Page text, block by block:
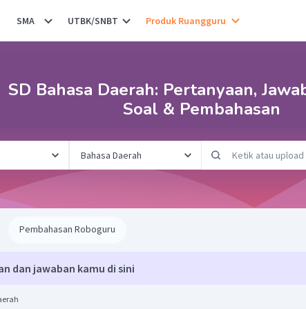
SMA UTBK/SNBT Produk Ruangguru
SD Bahasa Daerah: Pertanyaan,
Soal & Pembahasan
Pembahasan Roboguru
dan jawaban kamu di sini